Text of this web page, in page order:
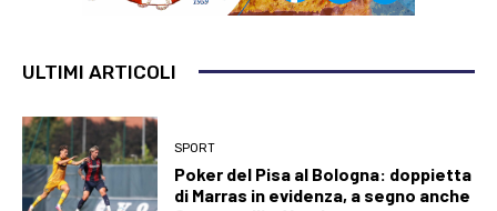
ULTIMI ARTICOLI
SPORT
Poker del Pisa al Bologna: doppietta
di Marras in evidenza, a segno anche